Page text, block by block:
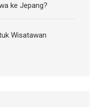
ke Jepang?
Wisatawan